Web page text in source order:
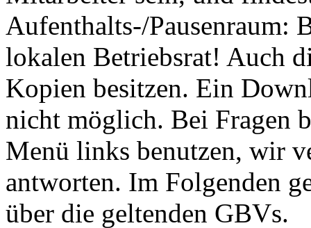
Aufenthalts-/Pausenraum:
lokalen Betriebsrat! Auch
Kopien besitzen. Ein
nicht möglich. Bei Fragen
Menü links benutzen, wir
antworten. Im Folgenden
über die geltenden GBVs.